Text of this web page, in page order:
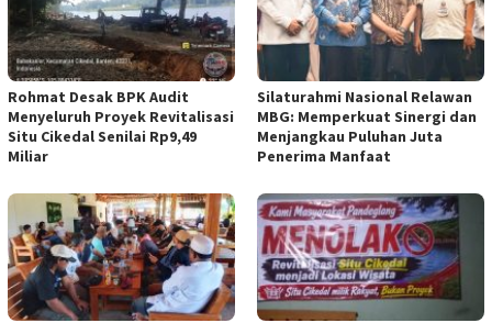
Rohmat Desak BPK Audit
Menyeluruh Proyek Revitalisasi
Situ Cikedal Senilai Rp9,49
Miliar
Silaturahmi Nasional Relawan
MBG: Memperkuat Sinergi dan
Menjangkau Puluhan Juta
Penerima Manfaat